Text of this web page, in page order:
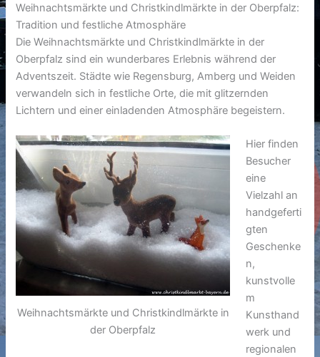
Weihnachtsmärkte und Christkindlmärkte in der Oberpfalz:
Tradition und festliche Atmosphäre
Die Weihnachtsmärkte und Christkindlmärkte in der
Oberpfalz sind ein wunderbares Erlebnis während der
Adventszeit. Städte wie Regensburg, Amberg und Weiden
verwandeln sich in festliche Orte, die mit glitzernden
Lichtern und einer einladenden Atmosphäre begeistern.
Weihnachtsmärkte und Christkindlmärkte in
der Oberpfalz
Hier finden
Besucher
eine
Vielzahl an
handgeferti
gten
Geschenke
n,
kunstvolle
m
Kunsthand
werk und
regionalen